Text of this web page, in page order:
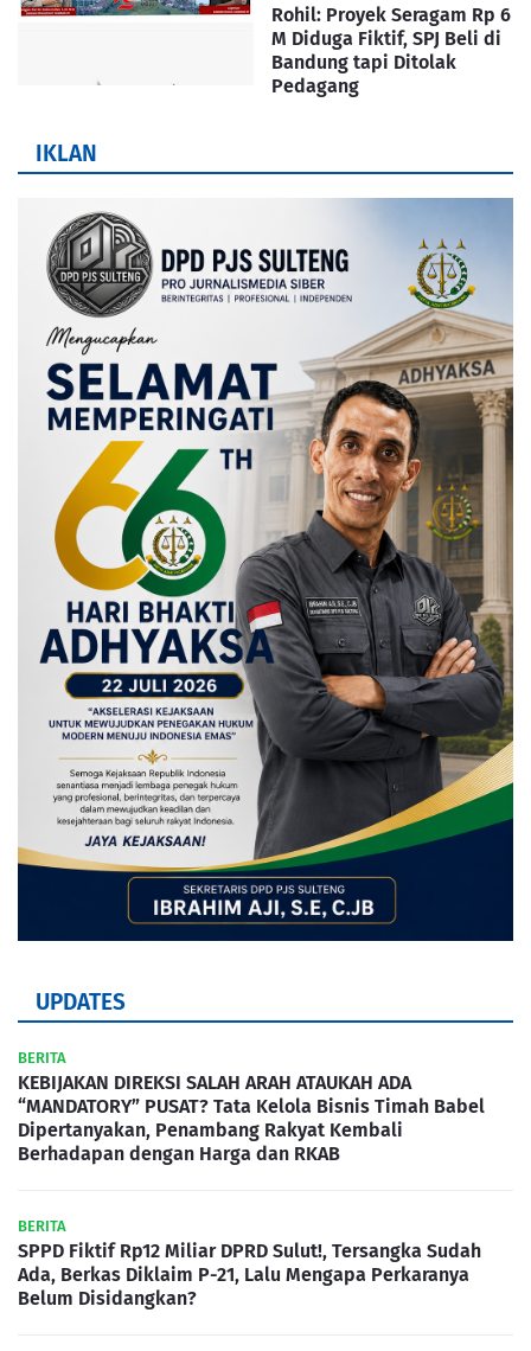
Rohil: Proyek Seragam Rp 6
M Diduga Fiktif, SPJ Beli di
Bandung tapi Ditolak
Pedagang
IKLAN
UPDATES
BERITA
KEBIJAKAN DIREKSI SALAH ARAH ATAUKAH ADA
“MANDATORY” PUSAT? Tata Kelola Bisnis Timah Babel
Dipertanyakan, Penambang Rakyat Kembali
Berhadapan dengan Harga dan RKAB
BERITA
SPPD Fiktif Rp12 Miliar DPRD Sulut!, Tersangka Sudah
Ada, Berkas Diklaim P-21, Lalu Mengapa Perkaranya
Belum Disidangkan?